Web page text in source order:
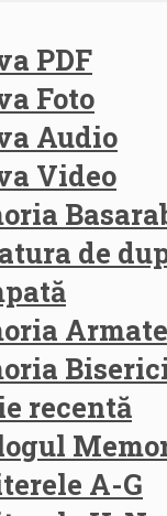
PDF
Foto
Audio
Video
de
recentă
A-G